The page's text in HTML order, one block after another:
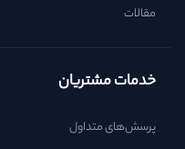
مقالات
خدمات مشتریان
پرسش‌های متداول